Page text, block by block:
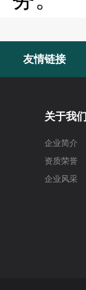
友情链接
关于我们
企业简介
资质荣誉
企业风采